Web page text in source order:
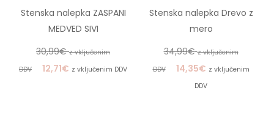
Stenska nalepka ZASPANI
MEDVED SIVI
30,99€ z vključenim
DDV
12,71€ z vključenim DDV
Stenska nalepka Drevo z
mero
34,99€ z vključenim
DDV
14,35€ z vključenim
DDV